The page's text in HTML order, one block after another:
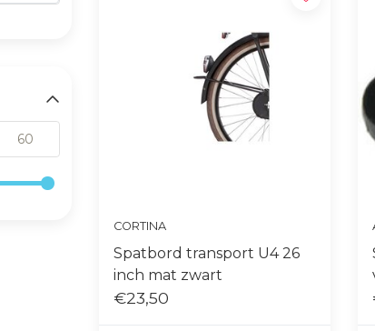
CORTINA
Spatbord transport U4 26
inch mat zwart
€23,50